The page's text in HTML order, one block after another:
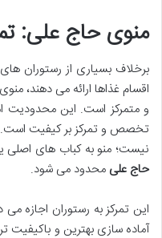
منوی حاج علی:
برخلاف بسیاری از رستوران
اقسام غذاها ارائه می دهند،
و متمرکز است. این محدودیت
تخصص و تمرکز بر کیفیت است.
نیست؛ منو به کباب های اصلی
حاج علی محدود می شود.
این تمرکز به رستوران اجازه
آماده سازی بهترین و باکیفیت